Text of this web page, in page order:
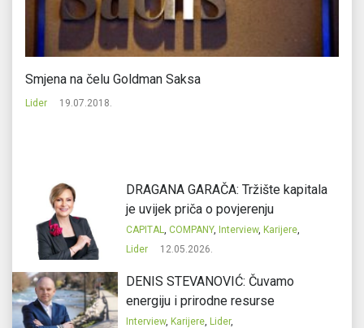
Smjena na čelu Goldman Saksa
Lider 19.07.2018.
DRAGANA GARAČA: Tržište kapitala
je uvijek priča o povjerenju
CAPITAL, COMPANY, Interview, Karijere,
Lider
12.05.2026.
DENIS STEVANOVIĆ: Čuvamo
energiju i prirodne resurse
Interview, Karijere, Lider,